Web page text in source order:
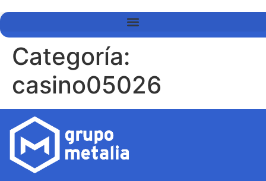
Categoría:
casino05026